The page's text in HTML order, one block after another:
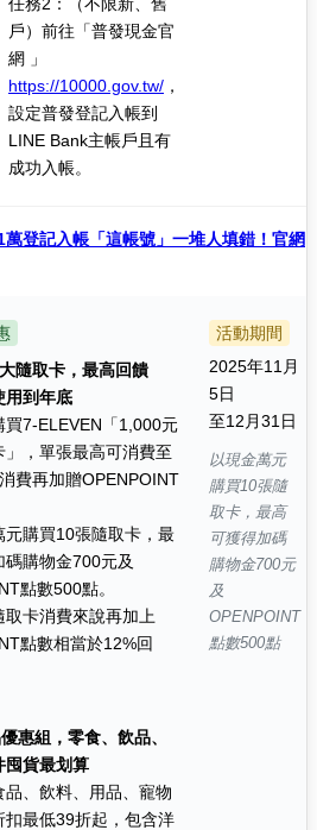
戶）前往「普發現金官
網 」
https://10000.gov.tw/ ，
設定普發登記入帳到
LINE Bank主帳戶且有
成功入帳。
萬登記入帳「這帳號」一堆人填錯！官網
隨取卡，最高回饋
用到年底
買7-ELEVEN「1,000元
」，單張最高可消費至
費再加贈OPENPOINT
元購買10張隨取卡，最
碼購物金700元及
點數500點。
取卡消費來說再加上
點數相當於12%回
惠組，零食、飲品、
囤貨最划算
品、飲料、用品、寵物
扣最低39折起，包含洋
活動期間
2025年11月
5日
至12月31日
以現金萬元
購買10張隨
取卡，最高
可獲得加碼
購物金700元
及
OPENPOINT
點數500點